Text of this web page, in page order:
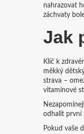
nahrazovat
záchvaty
Jak
Klíč k
měkký
strava –
vitamínové
odhalit první
Pokud vaše